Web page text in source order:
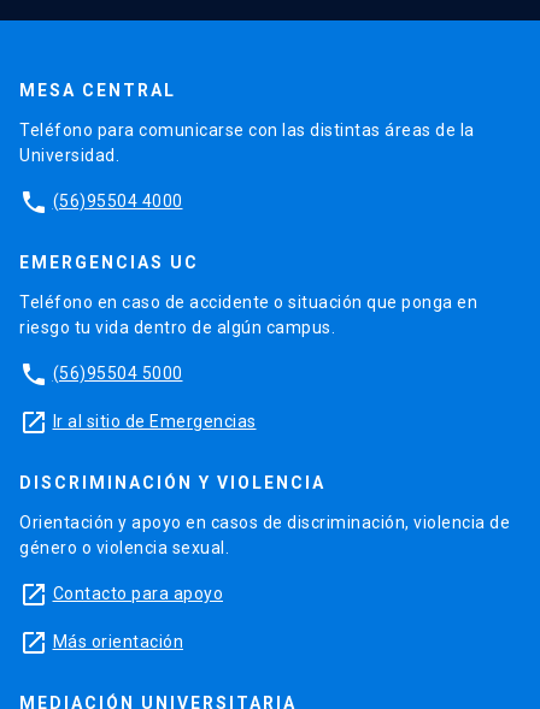
MESA CENTRAL
Teléfono para comunicarse con las distintas áreas de la
Universidad.
phone (56)95504 4000
EMERGENCIAS UC
Teléfono en caso de accidente o situación que ponga en
riesgo tu vida dentro de algún campus.
phone (56)95504 5000
launch Ir al sitio de Emergencias
DISCRIMINACIÓN Y VIOLENCIA
Orientación y apoyo en casos de discriminación, violencia de
género o violencia sexual.
launch Contacto para apoyo
launch Más orientación
MEDIACIÓN UNIVERSITARIA